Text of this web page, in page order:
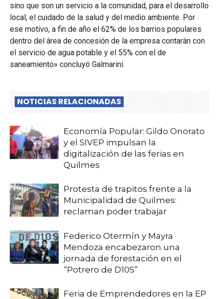
sino que son un servicio a la comunidad, para el desarrollo
local, el cuidado de la salud y del medio ambiente. Por
ese motivo, a fin de año el 62% de los barrios populares
dentro del área de concesión de la empresa contarán con
el servicio de agua potable y el 55% con el de
saneamiento» concluyó Galmarini.
NOTICIAS RELACIONADAS
Economía Popular: Gildo Onorato
y el SIVEP impulsan la
digitalización de las ferias en
Quilmes
Protesta de trapitos frente a la
Municipalidad de Quilmes:
reclaman poder trabajar
Federico Otermín y Mayra
Mendoza encabezaron una
jornada de forestación en el
“Potrero de D10S”
Feria de Emprendedores en la EP